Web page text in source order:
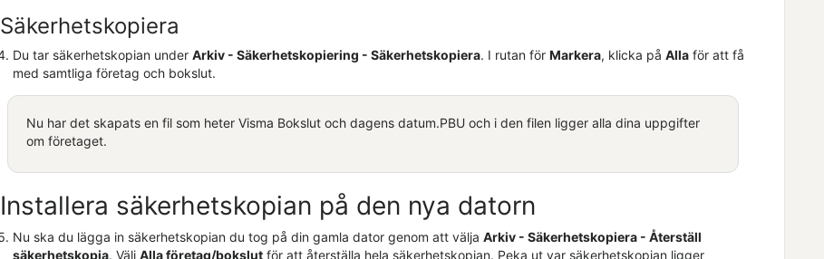
Säkerhetskopiera
Du tar säkerhetskopian under Arkiv - Säkerhetskopiering - Säkerhetskopiera. I rutan för Markera, klicka på Alla för att få
med samtliga företag och bokslut.
Nu har det skapats en fil som heterVisma Bokslut och dagens datum.PBU och i den filen ligger alla dina uppgifter
om företaget.
Installera säkerhetskopian på den nya datorn
Nu ska du lägga in säkerhetskopian du tog på din gamla dator genom att välja Arkiv - Säkerhetskopiera - Återställ
säkerhetskopia. Välj Alla företag/bokslut för att återställa hela säkerhetskopian. Peka ut var säkerhetskopian ligger